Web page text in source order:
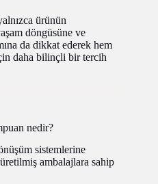
ürünün
döngüsüne ve
da dikkat ederek hem
daha bilinçli bir tercih
nedir?
sistemlerine
ambalajlara sahip